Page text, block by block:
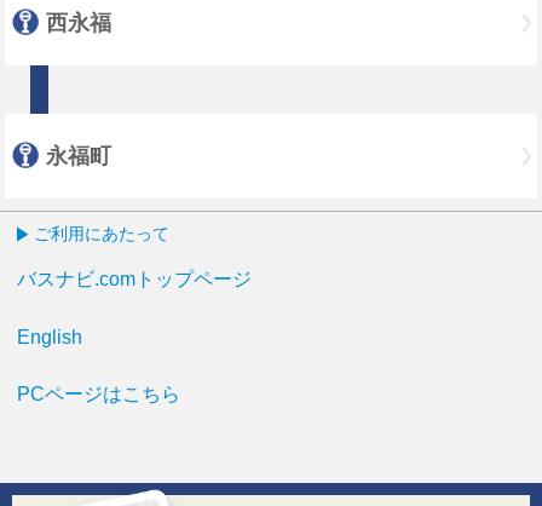
西永福
永福町
ご利用にあたって
バスナビ.comトップページ
English
PCページはこちら